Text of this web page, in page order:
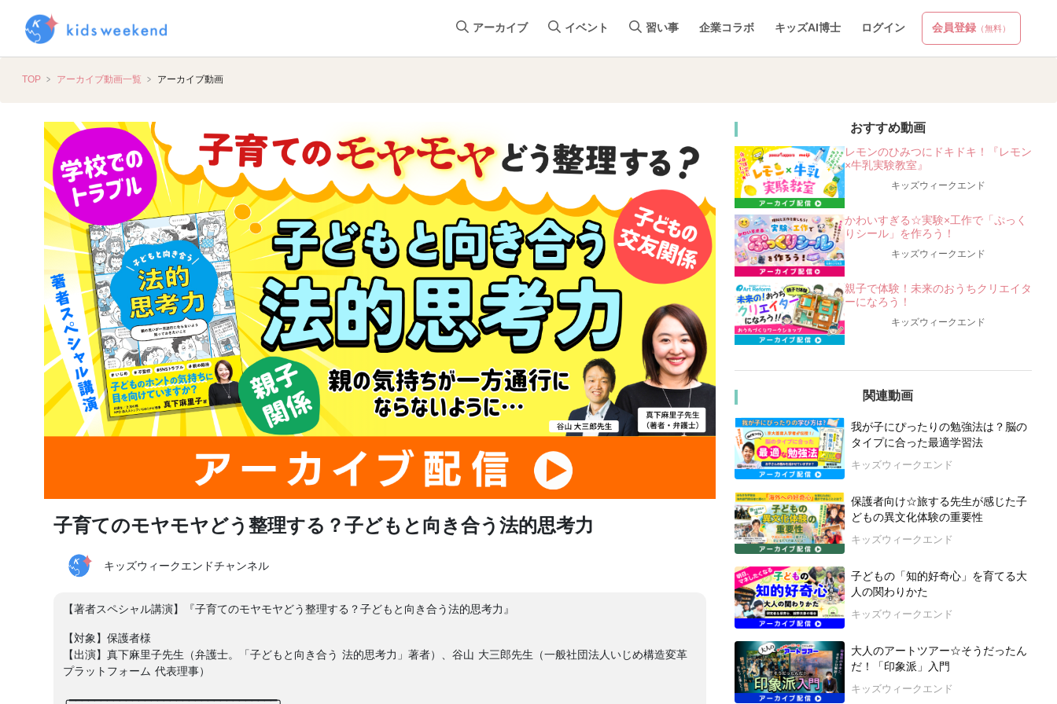
アーカイブ イベント 習い事 企業コラボ キッズAI博士 ログイン 会員登録（無料）
TOP アーカイブ動画一覧 アーカイブ動画
子育てのモヤモヤどう整理する？子どもと向き合う法的思考力
キッズウィークエンドチャンネル
【著者スペシャル講演】『子育てのモヤモヤどう整理する？子どもと向き合う法的思考力』
【対象】保護者様
【出演】真下麻里子先生（弁護士。「子どもと向き合う 法的思考力」著者）、谷山 大三郎先生（一般社団法人いじめ構造変革
プラットフォーム 代表理事）
おすすめ動画
レモンのひみつにドキドキ！『レモン
×牛乳実験教室』
キッズウィークエンド
かわいすぎる☆実験×工作で「ぷっく
りシール」を作ろう！
キッズウィークエンド
親子で体験！未来のおうちクリエイタ
ーになろう！
キッズウィークエンド
関連動画
我が子にぴったりの勉強法は？脳の
タイプに合った最適学習法
キッズウィークエンド
保護者向け☆旅する先生が感じた子
どもの異文化体験の重要性
キッズウィークエンド
子どもの「知的好奇心」を育てる大
人の関わりかた
キッズウィークエンド
大人のアートツアー☆そうだったん
だ！「印象派」入門
キッズウィークエンド